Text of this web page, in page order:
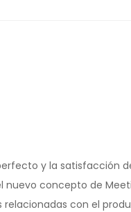
y la satisfacción
concepto de
con el